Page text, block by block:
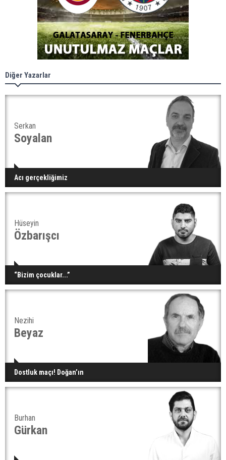
Diğer Yazarlar
Serkan
Soyalan
Acı gerçekliğimiz
Hüseyin
Özbarışcı
“Bizim çocuklar...”
Nezihi
Beyaz
Dostluk maçı! Doğan’ın
Burhan
Gürkan